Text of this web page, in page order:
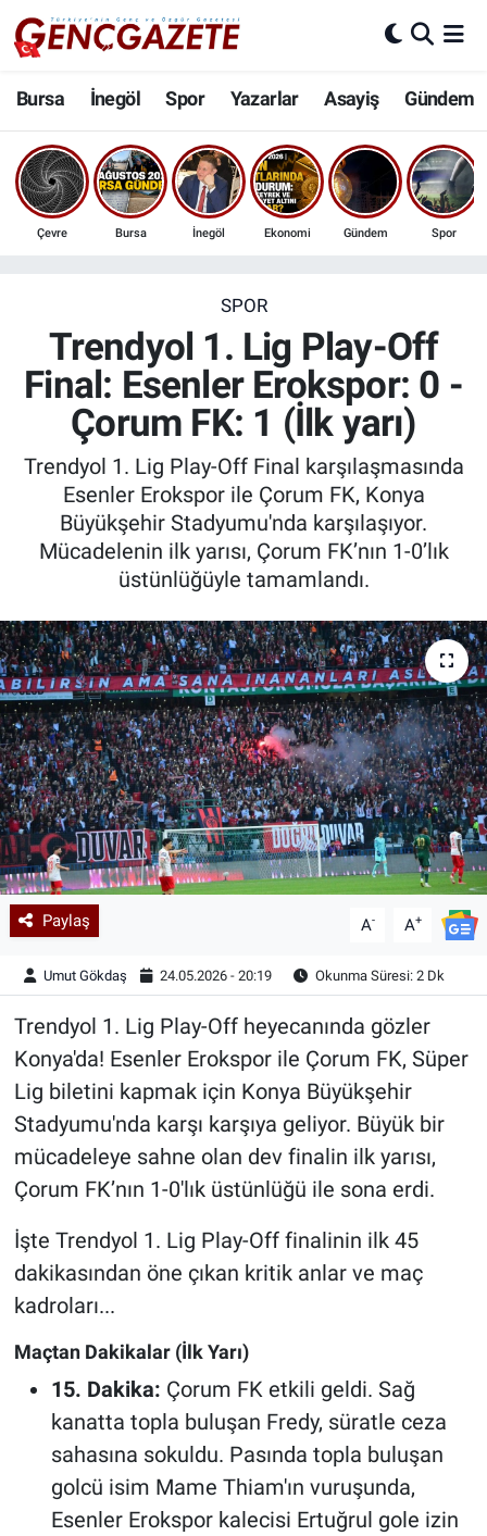
Bursa İnegöl Spor Yazarlar Asayiş Gündem
Çevre Bursa İnegöl Ekonomi Gündem Spor
SPOR
Trendyol 1. Lig Play-Off
Final: Esenler Erokspor: 0 -
Çorum FK: 1 (İlk yarı)
Trendyol 1. Lig Play-Off Final karşılaşmasında
Esenler Erokspor ile Çorum FK, Konya
Büyükşehir Stadyumu'nda karşılaşıyor.
Mücadelenin ilk yarısı, Çorum FK’nın 1-0’lık
üstünlüğüyle tamamlandı.
Paylaş A- A+
Umut Gökdaş 24.05.2026 - 20:19 Okunma Süresi: 2 Dk
Trendyol 1. Lig Play-Off heyecanında gözler
Konya'da! Esenler Erokspor ile Çorum FK, Süper
Lig biletini kapmak için Konya Büyükşehir
Stadyumu'nda karşı karşıya geliyor. Büyük bir
mücadeleye sahne olan dev finalin ilk yarısı,
Çorum FK’nın 1-0'lık üstünlüğü ile sona erdi.
İşte Trendyol 1. Lig Play-Off finalinin ilk 45
dakikasından öne çıkan kritik anlar ve maç
kadroları...
Maçtan Dakikalar (İlk Yarı)
15. Dakika: Çorum FK etkili geldi. Sağ
kanatta topla buluşan Fredy, süratle ceza
sahasına sokuldu. Pasında topla buluşan
golcü isim Mame Thiam'ın vuruşunda,
Esenler Erokspor kalecisi Ertuğrul gole izin
Bursa
İnegöl
3.SAYFA
Ekonomi
Güncel
İnanç
Kadın & Aile
Kültür & Sanat
Sağlık
Siyaset
Teknoloji
Yazarlar
Astroloji-Rüya
Nöbetçi Eczaneler
Hava Durumu
Trafik Durumu
Son Dakika Haberleri
Haber Arşivi